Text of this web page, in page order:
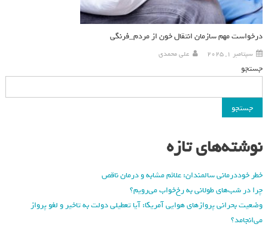
درخواست مهم سازمان انتقال خون از مردم_فرنگی
سپتامبر 1, 2025 علی محمدی
جستجو
جستجو
نوشته‌های تازه
خطر خوددرمانی سالمندان: علائم مشابه و درمان ناقص
چرا در شب‌های طولانی به رخ‌خواب می‌رویم؟
وضعیت بحرانی پروازهای هوایی آمریکا: آیا تعطیلی دولت به تاخیر و لغو پرواز
می‌انجامد؟